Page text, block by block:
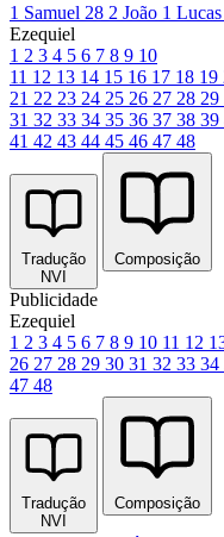
1 Samuel 28 2 João 1
Ezequiel
1 2 3 4 5 6 7 8 9 10
11 12 13 14 15 16 17 18 19
21 22 23 24 25 26 27 28 29
31 32 33 34 35 36 37 38 39
41 42 43 44 45 46 47 48
Tradução
NVI
Composição
Publicidade
Ezequiel
1 2 3 4 5 6 7 8 9 10 11 12
26 27 28 29 30 31 32 33 34
47 48
Tradução
NVI
Composição